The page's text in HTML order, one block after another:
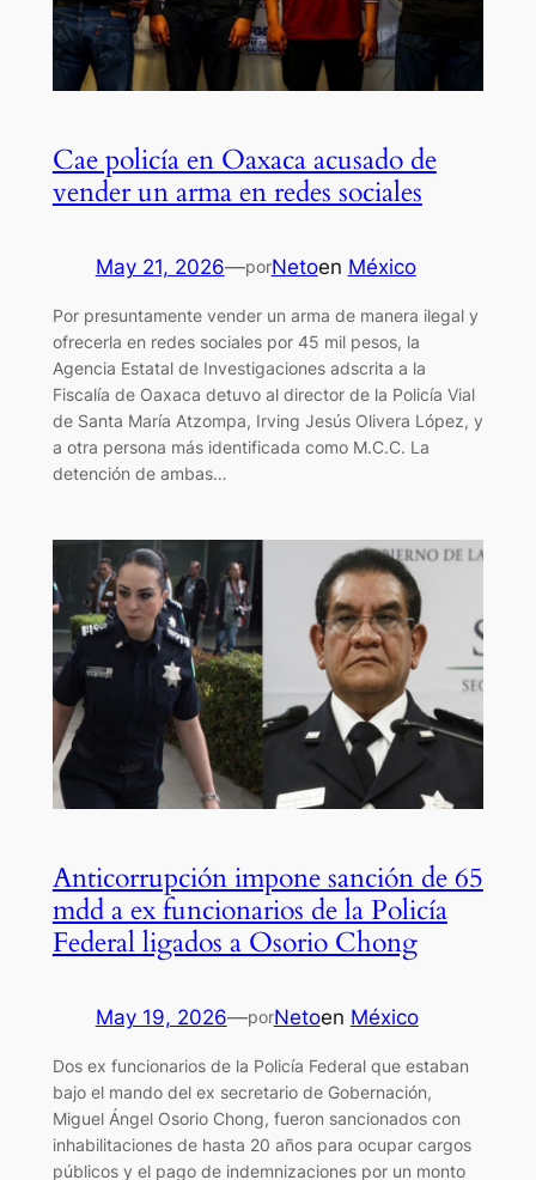
Cae policía en Oaxaca acusado de
vender un arma en redes sociales
May 21, 2026—porNetoen México
Por presuntamente vender un arma de manera ilegal y
ofrecerla en redes sociales por 45 mil pesos, la
Agencia Estatal de Investigaciones adscrita a la
Fiscalía de Oaxaca detuvo al director de la Policía Vial
de Santa María Atzompa, Irving Jesús Olivera López, y
a otra persona más identificada como M.C.C. La
detención de ambas…
Anticorrupción impone sanción de 65
mdd a ex funcionarios de la Policía
Federal ligados a Osorio Chong
May 19, 2026—porNetoen México
Dos ex funcionarios de la Policía Federal que estaban
bajo el mando del ex secretario de Gobernación,
Miguel Ángel Osorio Chong, fueron sancionados con
inhabilitaciones de hasta 20 años para ocupar cargos
públicos y el pago de indemnizaciones por un monto